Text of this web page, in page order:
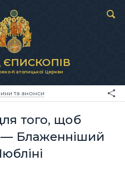
Католицької Церкви
та анонси
того, щоб
— Блаженніший